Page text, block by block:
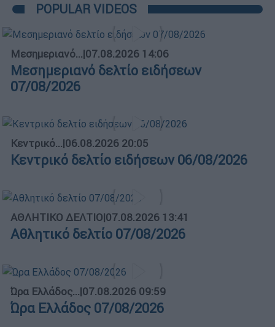
POPULAR VIDEOS
Μεσημεριανό...|07.08.2026 14:06
Μεσημεριανό δελτίο ειδήσεων
07/08/2026
Κεντρικό...|06.08.2026 20:05
Κεντρικό δελτίο ειδήσεων 06/08/2026
ΑΘΛΗΤΙΚΟ ΔΕΛΤΙΟ|07.08.2026 13:41
Αθλητικό δελτίο 07/08/2026
Ώρα Ελλάδος...|07.08.2026 09:59
Ώρα Ελλάδος 07/08/2026